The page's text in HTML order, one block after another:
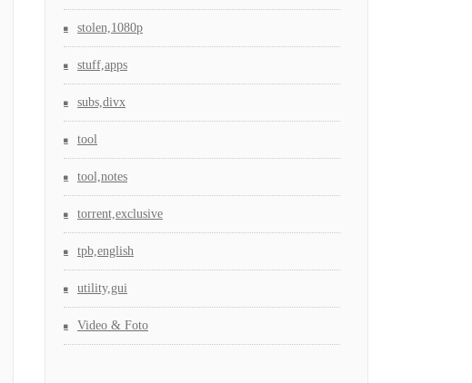
stolen,1080p
stuff,apps
subs,divx
tool
tool,notes
torrent,exclusive
tpb,english
utility,gui
Video & Foto